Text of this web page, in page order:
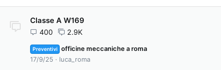
Classe A W169
400 2.9K
Preventivi
officine meccaniche a roma
17/9/25
luca_roma